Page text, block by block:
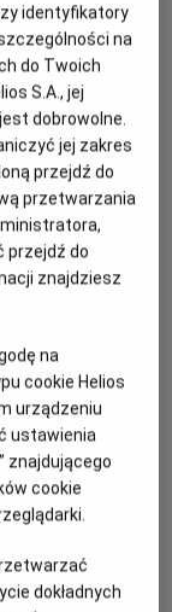
- Real
maja na
jedno z
w tabeli,
Są
dwie drużyny,
w Hiszpanii,
El Clasico -
identyfikatory
na
do Twoich
S.A., jej
dobrowolne.
jej zakres
przejdź do
przetwarzania
przejdź do
znajdziesz
na
cookie Helios
urządzeniu
ustawienia
znajdującego
cookie
dokładnych